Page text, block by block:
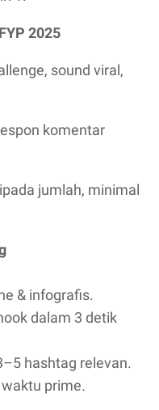
2025
sound viral,
komentar
jumlah, minimal
& infografis.
dalam 3 detik
hashtag relevan.
prime.